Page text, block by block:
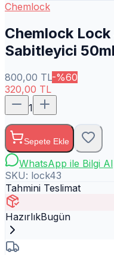
Chemlock
Chemlock
Sabitleyici
800,00 TL-%60
320,00 TL
1
Sepete Ekle
WhatsApp ile Bilgi Al
SKU: lock43
Tahmini Teslimat
HazırlıkBugün